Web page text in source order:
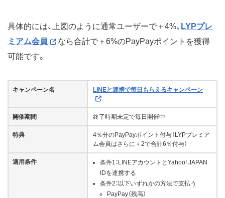
具体的には、上図のように通常ユーザーで＋4%、 LYPプレ
ミアム会員
なら合計で＋6%のPayPayポイントを獲得
可能です。
キャンペーン名 LINEと連携で毎日もらえるキャンペーン
開催期間 終了時期未定で毎日開催中
特典
4％分のPayPayポイント付与（LYPプレミア
ム会員はさらに＋2で合計6％付与）
適用条件
条件1：LINEアカウントとYahoo! JAPAN
IDを連携する
条件2：以下いずれかの方法で支払う
PayPay（残高）